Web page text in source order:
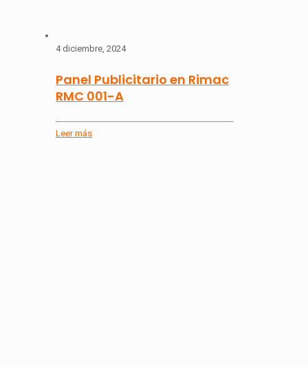
4 diciembre, 2024
Panel Publicitario en Rimac
RMC 001-A
Leer más